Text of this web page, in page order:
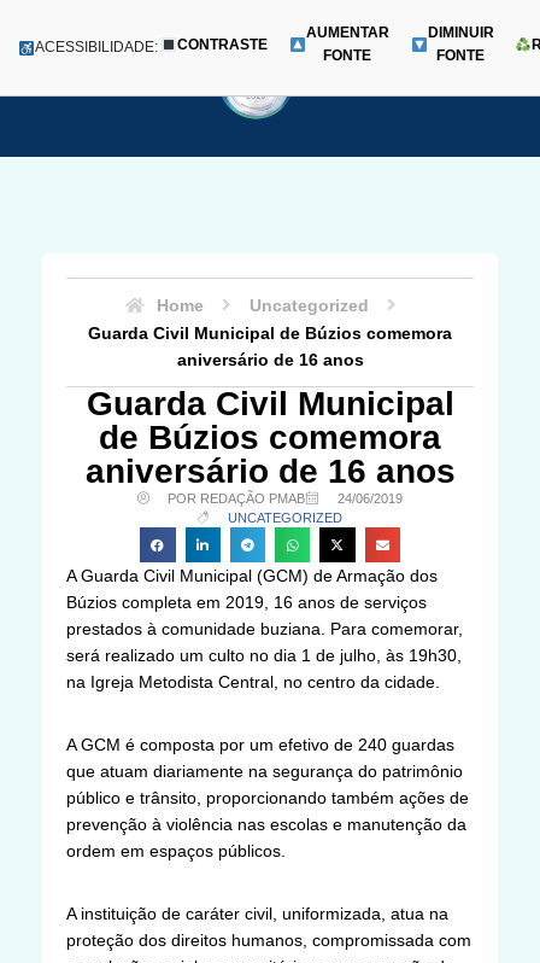
para
Menu
ACESSIBILIDADE: CONTRASTE
AUMENTAR
FONTE
DIMINUIR
FONTE
Home
Uncategorized
Guarda Civil Municipal de Búzios comemora
aniversário de 16 anos
Guarda Civil Municipal
de Búzios comemora
aniversário de 16 anos
POR REDAÇÃO PMAB
24/06/2019
UNCATEGORIZED
A Guarda Civil Municipal (GCM) de Armação dos
Búzios completa em 2019, 16 anos de serviços
prestados à comunidade buziana. Para comemorar,
será realizado um culto no dia 1 de julho, às 19h30,
na Igreja Metodista Central, no centro da cidade.
A GCM é composta por um efetivo de 240 guardas
que atuam diariamente na segurança do patrimônio
público e trânsito, proporcionando também ações de
prevenção à violência nas escolas e manutenção da
ordem em espaços públicos.
A instituição de caráter civil, uniformizada, atua na
proteção dos direitos humanos, compromissada com